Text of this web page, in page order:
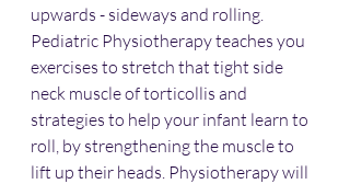
upwards - sideways and rolling.
Pediatric Physiotherapy teaches you
exercises to stretch that tight side
neck muscle of torticollis and
strategies to help your infant learn to
roll, by strengthening the muscle to
lift up their heads. Physiotherapy will